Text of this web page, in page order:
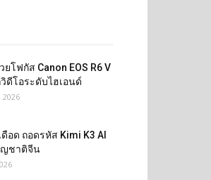
ยโฟกัส Canon EOS R6 V
ดีโอระดับไฮเอนด์
2026
อด ถอดรหัส Kimi K3 AI
ชาติจีน